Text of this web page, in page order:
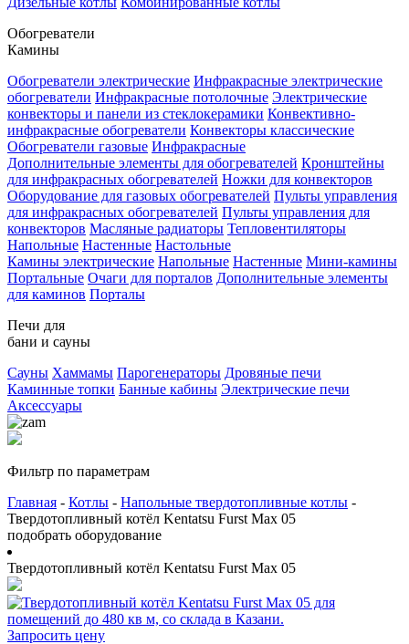
Обогреватели
Камины
Обогреватели электрические Инфракрасные электрические
обогреватели Инфракрасные потолочные Электрические
конвекторы и панели из стеклокерамики Конвективно-
инфракрасные обогреватели Конвекторы классические
Обогреватели газовые Инфракрасные
Дополнительные элементы для обогревателей Кронштейны
для инфракрасных обогревателей Ножки для конвекторов
Оборудование для газовых обогревателей Пульты управления
для инфракрасных обогревателей Пульты управления для
конвекторов Масляные радиаторы Тепловентиляторы
Напольные Настенные Настольные
Камины электрические Напольные Настенные Мини-камины
Портальные Очаги для порталов Дополнительные элементы
для каминов Порталы
Печи для
бани и сауны
Сауны Хаммамы Парогенераторы Дровяные печи
Каминные топки Банные кабины Электрические печи
Аксессуары
Фильтр по параметрам
Главная - Котлы - Напольные твердотопливные котлы -
Твердотопливный котёл Kentatsu Furst Max 05
подобрать оборудование
Твердотопливный котёл Kentatsu Furst Max 05
Запросить цену